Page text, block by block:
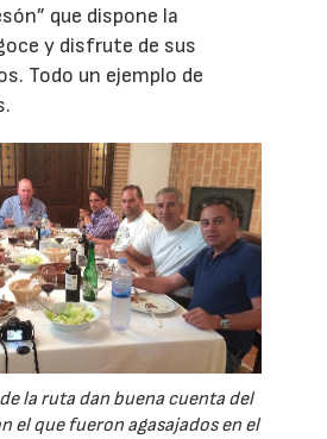
que dispone la
y disfrute de sus
Todo un ejemplo de
la ruta dan buena cuenta del
el que fueron agasajados en el